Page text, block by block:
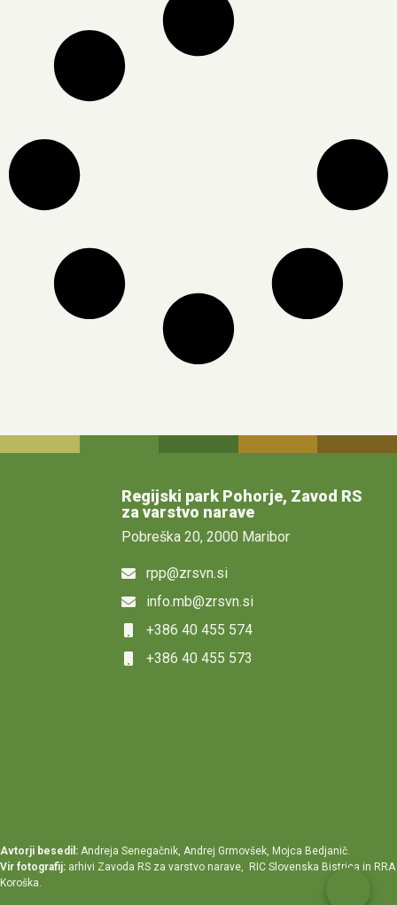
Regijski park Pohorje, Zavod RS
za varstvo narave
Pobreška 20, 2000 Maribor
rpp@zrsvn.si
info.mb@zrsvn.si
+386 40 455 574
+386 40 455 573
Avtorji besedil: Andreja Senegačnik, Andrej Grmovšek, Mojca Bedjanič.
Vir fotografij: arhivi Zavoda RS za varstvo narave, RIC Slovenska Bistrica in RRA
Koroška.